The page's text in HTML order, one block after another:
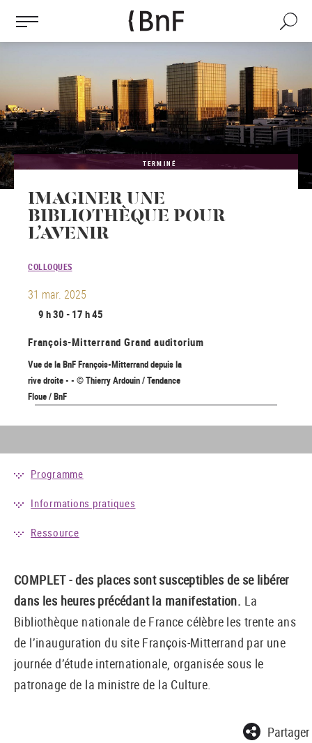
contenu
Recherche
TERMINÉ
IMAGINER UNE
BIBLIOTHÈQUE POUR
L’AVENIR
COLLOQUES
31 mar. 2025
9 h 30 - 17 h 45
François-Mitterrand Grand auditorium
Vue de la BnF François-Mitterrand depuis la
rive droite - - © Thierry Ardouin / Tendance
Floue / BnF
Programme
Informations pratiques
Ressource
COMPLET - des places sont susceptibles de se libérer
dans les heures précédant la manifestation. La
Bibliothèque nationale de France célèbre les trente ans
de l’inauguration du site François-Mitterrand par une
journée d’étude internationale, organisée sous le
patronage de la ministre de la Culture.
Partager